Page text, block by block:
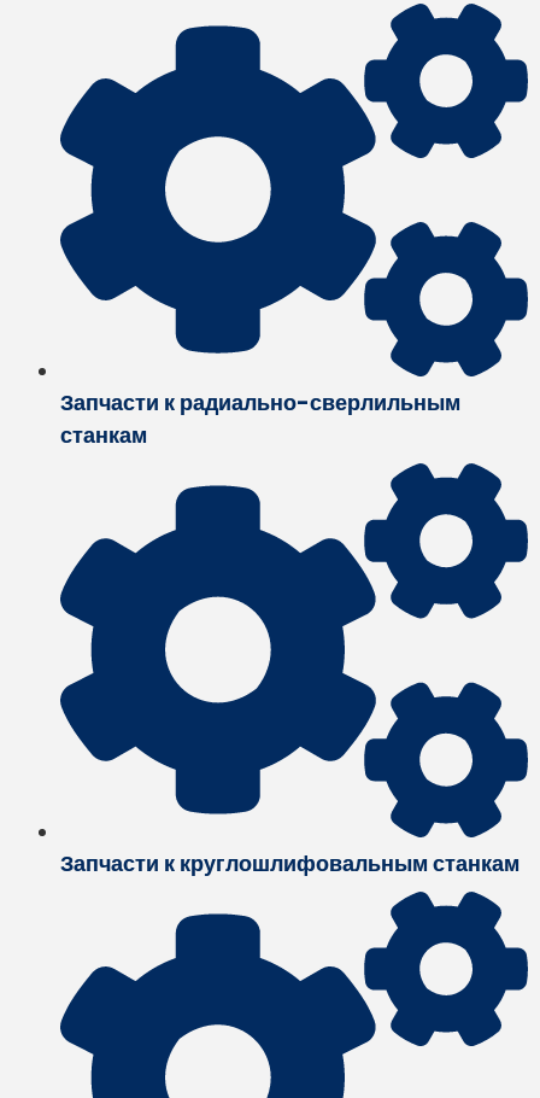
Запчасти к радиально-сверлильным
станкам
Запчасти к круглошлифовальным станкам